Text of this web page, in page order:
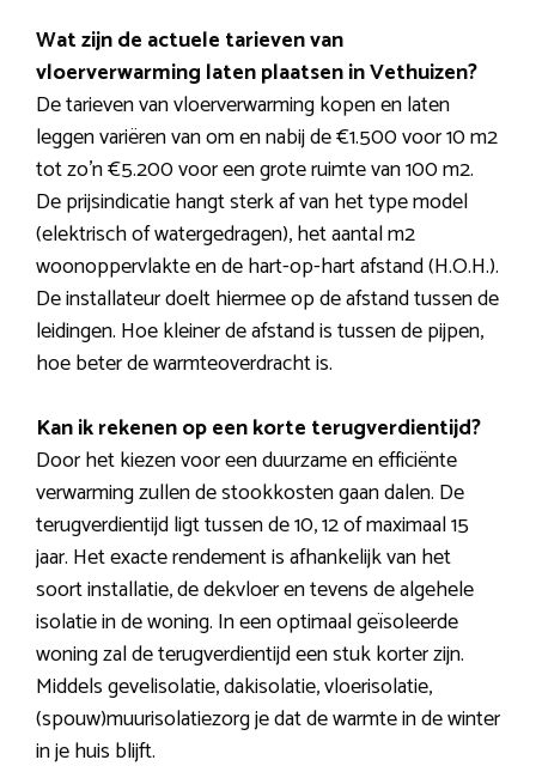
Wat zijn de actuele tarieven van
vloerverwarming laten plaatsen in Vethuizen?
De tarieven van vloerverwarming kopen en laten
leggen variëren van om en nabij de €1.500 voor 10 m2
tot zo’n €5.200 voor een grote ruimte van 100 m2.
De prijsindicatie hangt sterk af van het type model
(elektrisch of watergedragen), het aantal m2
woonoppervlakte en de hart-op-hart afstand (H.O.H.).
De installateur doelt hiermee op de afstand tussen de
leidingen. Hoe kleiner de afstand is tussen de pijpen,
hoe beter de warmteoverdracht is.
Kan ik rekenen op een korte terugverdientijd?
Door het kiezen voor een duurzame en efficiënte
verwarming zullen de stookkosten gaan dalen. De
terugverdientijd ligt tussen de 10, 12 of maximaal 15
jaar. Het exacte rendement is afhankelijk van het
soort installatie, de dekvloer en tevens de algehele
isolatie in de woning. In een optimaal geïsoleerde
woning zal de terugverdientijd een stuk korter zijn.
Middels gevelisolatie, dakisolatie, vloerisolatie,
(spouw)muurisolatiezorg je dat de warmte in de winter
in je huis blijft.